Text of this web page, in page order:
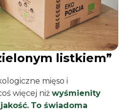
listkiem”
mięso i
więcej niż wyśmienity
To świadoma